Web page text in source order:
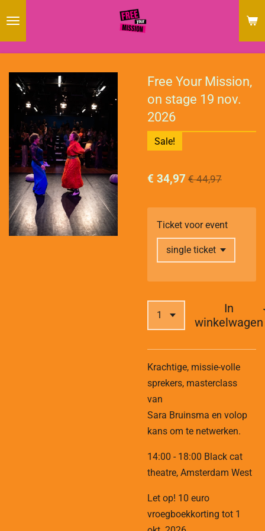
hoofdinhoud
Free Your Mission,
on stage 19 nov.
2026
Sale!
€ 34,97 € 44,97
Ticket voor event
In
winkelwagen
Krachtige, missie-volle
sprekers, masterclass
van
Sara Bruinsma en volop
kans om te netwerken.
14:00 - 18:00 Black cat
theatre, Amsterdam West
Let op! 10 euro
vroegboekkorting tot 1